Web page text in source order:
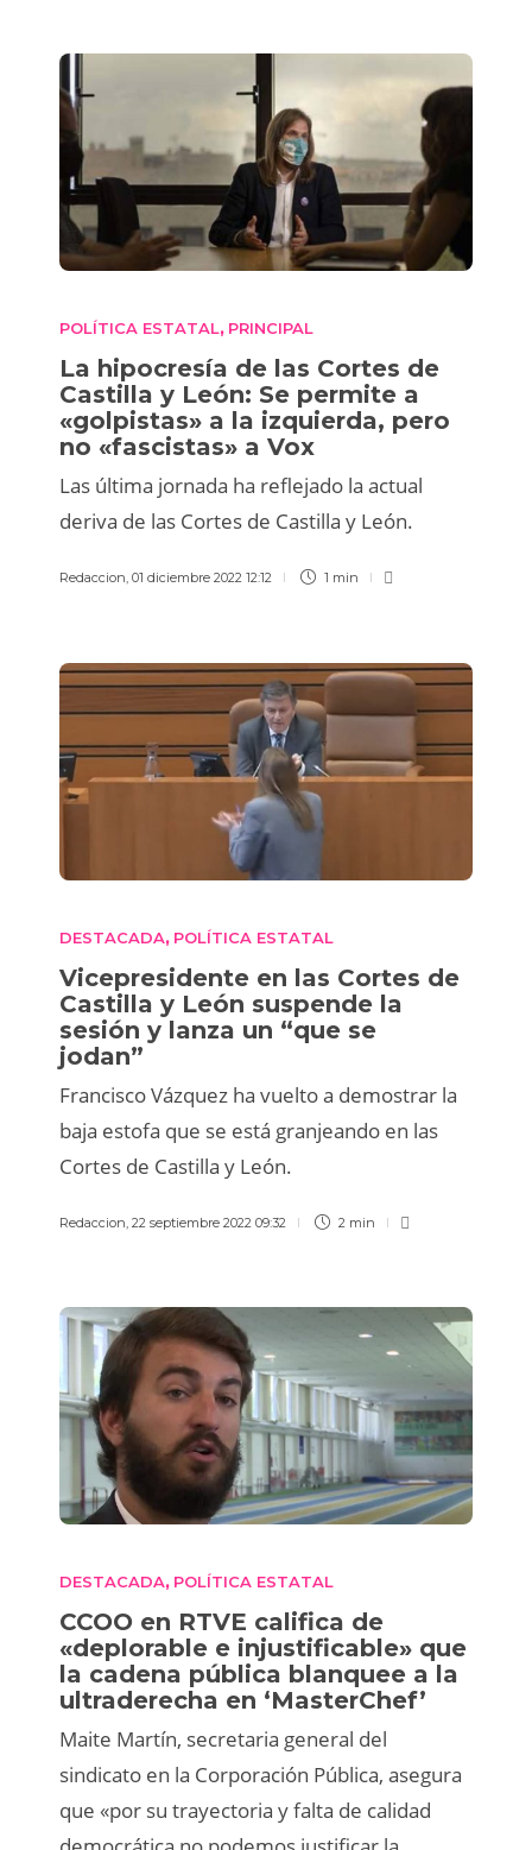
POLÍTICA ESTATAL, PRINCIPAL
La hipocresía de las Cortes de
Castilla y León: Se permite a
«golpistas» a la izquierda, pero
no «fascistas» a Vox
Las última jornada ha reflejado la actual
deriva de las Cortes de Castilla y León.
Redaccion 01 diciembre 2022 12:12 1 min
DESTACADA, POLÍTICA ESTATAL
Vicepresidente en las Cortes de
Castilla y León suspende la
sesión y lanza un “que se
jodan”
Francisco Vázquez ha vuelto a demostrar la
baja estofa que se está granjeando en las
Cortes de Castilla y León.
Redaccion 22 septiembre 2022 09:32 2 min
DESTACADA, POLÍTICA ESTATAL
CCOO en RTVE califica de
«deplorable e injustificable» que
la cadena pública blanquee a la
ultraderecha en ‘MasterChef’
Maite Martín, secretaria general del
sindicato en la Corporación Pública, asegura
que «por su trayectoria y falta de calidad